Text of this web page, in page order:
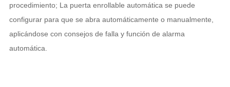
procedimiento; La puerta enrollable automática se puede
configurar para que se abra automáticamente o manualmente,
aplicándose con consejos de falla y función de alarma
automática.